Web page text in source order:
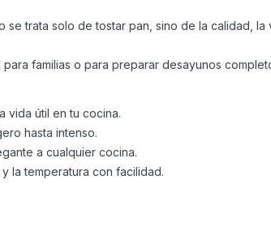
trata solo de tostar pan, sino de la calidad, la
familias o para preparar desayunos
vida útil en tu cocina.
hasta intenso.
a cualquier cocina.
la temperatura con facilidad.